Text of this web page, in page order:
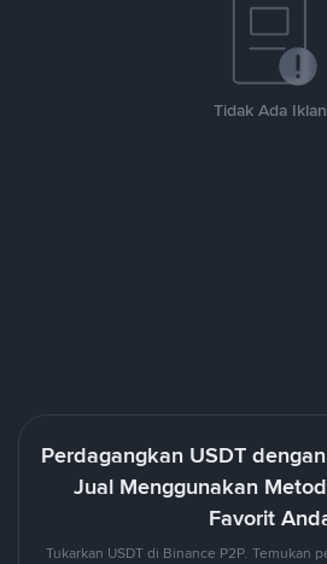
Tidak Ada Iklan
Perdagangkan USDT
Jual Menggunakan
Favorit
Tukarkan USDT di Binance P2P. Temukan